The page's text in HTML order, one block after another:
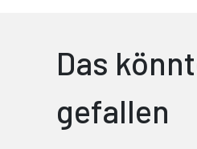
Das
gefallen